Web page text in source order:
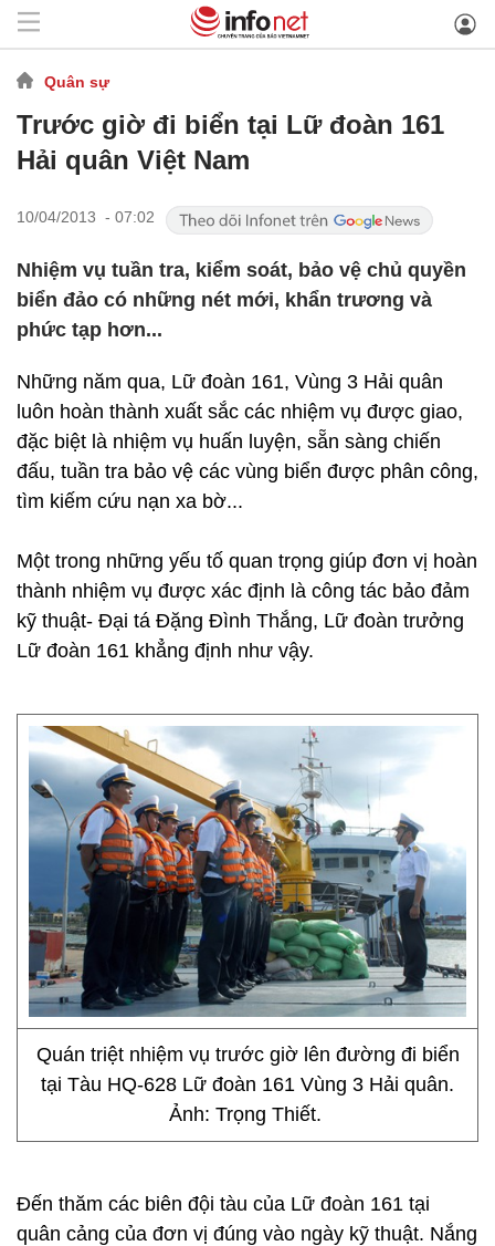
Quân sự
Trước giờ đi biển tại Lữ đoàn 161
Hải quân Việt Nam
10/04/2013 - 07:02
Nhiệm vụ tuần tra, kiểm soát, bảo vệ chủ quyền
biển đảo có những nét mới, khẩn trương và
phức tạp hơn...
Những năm qua, Lữ đoàn 161, Vùng 3 Hải quân
luôn hoàn thành xuất sắc các nhiệm vụ được giao,
đặc biệt là nhiệm vụ huấn luyện, sẵn sàng chiến
đấu, tuần tra bảo vệ các vùng biển được phân công,
tìm kiếm cứu nạn xa bờ...
Một trong những yếu tố quan trọng giúp đơn vị hoàn
thành nhiệm vụ được xác định là công tác bảo đảm
kỹ thuật- Đại tá Đặng Đình Thắng, Lữ đoàn trưởng
Lữ đoàn 161 khẳng định như vậy.
Quán triệt nhiệm vụ trước giờ lên đường đi biển
tại Tàu HQ-628 Lữ đoàn 161 Vùng 3 Hải quân.
Ảnh: Trọng Thiết.
Đến thăm các biên đội tàu của Lữ đoàn 161 tại
quân cảng của đơn vị đúng vào ngày kỹ thuật. Nắng